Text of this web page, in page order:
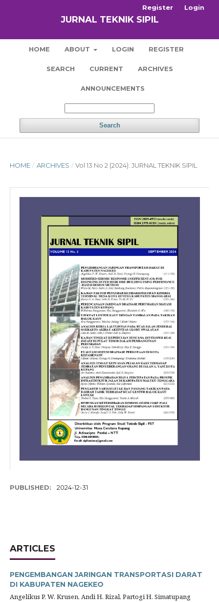
JURNAL TEKNIK SIPIL
HOME ABOUT LOGIN REGISTER
SEARCH CURRENT ARCHIVES
ANNOUNCEMENTS
Search
Register Login
HOME / ARCHIVES / Vol 13 No 2 (2024): JURNAL TEKNIK SIPIL
PUBLISHED: 2024-12-31
ARTICLES
PENGEMBANGAN JARINGAN TRANSPORTASI DARAT
DI KABUPATEN NAGEKEO
Angelikus P. W. Krusen, Andi H. Rizal, Partogi H. Simatupang